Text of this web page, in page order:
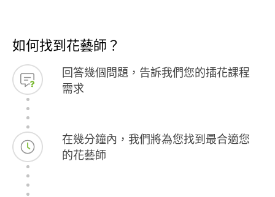
如何找到花藝師？
回答幾個問題，告訴我們您的插花課程
需求
在幾分鐘內，我們將為您找到最合適您
的花藝師